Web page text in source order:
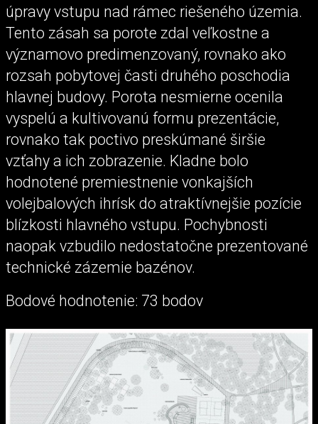
úpravy vstupu nad rámec riešeného územia.
Tento zásah sa porote zdal veľkostne a
významovo predimenzovaný, rovnako ako
rozsah pobytovej časti druhého poschodia
hlavnej budovy. Porota nesmierne ocenila
vyspelú a kultivovanú formu prezentácie,
rovnako tak poctivo preskúmané širšie
vzťahy a ich zobrazenie. Kladne bolo
hodnotené premiestnenie vonkajších
volejbalových ihrísk do atraktívnejšie pozície
blízkosti hlavného vstupu. Pochybnosti
naopak vzbudilo nedostatočne prezentované
technické zázemie bazénov.
Bodové hodnotenie: 73 bodov